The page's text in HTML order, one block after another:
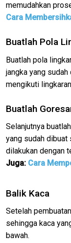
memudahkan
Cara
Buatlah Pola
Buatlah pola
jangka yang
mengikuti
Buatlah
Selanjutnya
yang sudah
dilakukan dengan
Juga: Cara
Balik Kaca
Setelah
sehingga kaca
bawah.